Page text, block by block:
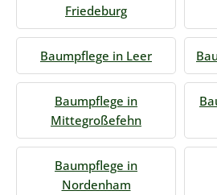
Friedeburg
Baumpflege in Leer
Baumpflege in
Mittegroßefehn
Baumpflege in
Nordenham